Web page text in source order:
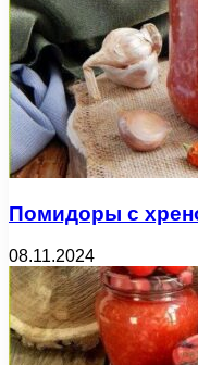
Помидоры с
08.11.2024